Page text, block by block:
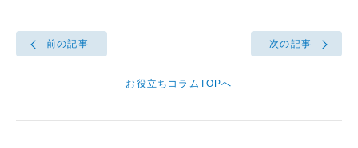
前の記事
お役立ちコラムTOPへ
次の記事